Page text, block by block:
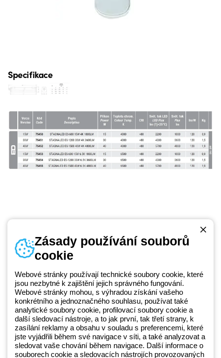
Specifikace
Beghelli je součástí GEWISS Group od roku 2025 a jeho ekosystému
GEWISS LightZone, kde vyvíjíme propojená světelná řešení, která
transformují komplexitu do jednoduchosti a podporují profesionály a
koncové zákazníky v uspokojování jejich potřeb.Zjistěte více o
GEWISS
Telefonní číslo
+420 531 014 111
Zásady používání souborů
cookie
Webové stránky používají technické soubory cookie, které
jsou nezbytné k zajištění jejich správného fungování.
Webové stránky mohou, s výhradou získání vašeho
konkrétního a jednoznačného souhlasu, používat také
analytické soubory cookie, profilovací soubory cookie a
další sledovací nástroje, a to jak první, tak třetí strany, k
zasílání reklamy a obsahu v souladu s preferencemi, které
jste vyjádřili během své navigace v síti, a také analyzovat a
sledovat vaše chování během navigace. Další informace o
souborech cookie a sledovacích nástrojích provozovaných